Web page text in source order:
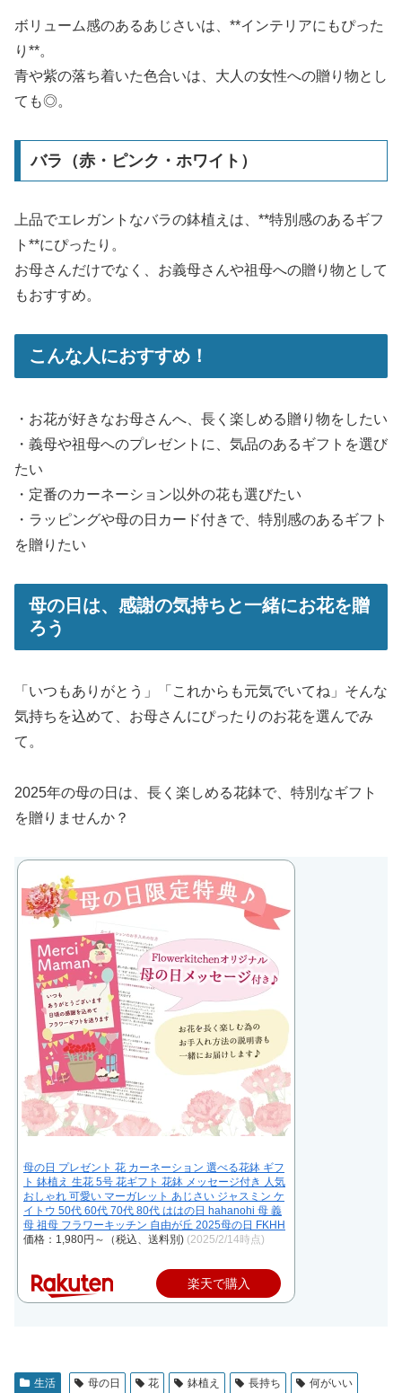
ボリューム感のあるあじさいは、**インテリアにもぴった
り**。
青や紫の落ち着いた色合いは、大人の女性への贈り物とし
ても◎。
バラ（赤・ピンク・ホワイト）
上品でエレガントなバラの鉢植えは、**特別感のあるギフ
ト**にぴったり。
お母さんだけでなく、お義母さんや祖母への贈り物として
もおすすめ。
こんな人におすすめ！
・お花が好きなお母さんへ、長く楽しめる贈り物をしたい
・義母や祖母へのプレゼントに、気品のあるギフトを選び
たい
・定番のカーネーション以外の花も選びたい
・ラッピングや母の日カード付きで、特別感のあるギフト
を贈りたい
母の日は、感謝の気持ちと一緒にお花を贈
ろう
「いつもありがとう」「これからも元気でいてね」そんな
気持ちを込めて、お母さんにぴったりのお花を選んでみ
て。
2025年の母の日は、長く楽しめる花鉢で、特別なギフト
を贈りませんか？
母の日 プレゼント 花 カーネーション 選べる花鉢 ギフ
ト 鉢植え 生花 5号 花ギフト 花鉢 メッセージ付き 人気
おしゃれ 可愛い マーガレット あじさい ジャスミン ケ
イトウ 50代 60代 70代 80代 ははの日 hahanohi 母 義
母 祖母 フラワーキッチン 自由が丘 2025母の日 FKHH
価格：1,980円～（税込、送料別) (2025/2/14時点)
楽天で購入
生活 母の日 花 鉢植え 長持ち
何がいい